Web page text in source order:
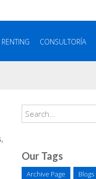
RENTING CONSULTORÍA
Our Tags
Archive Page Blogs